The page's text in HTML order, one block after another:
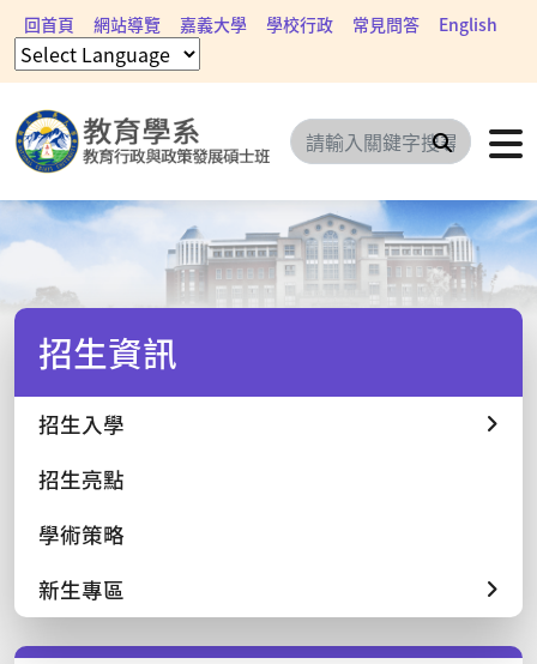
回首頁 網站導覽 嘉義大學 學校行政 常見問答 English
搜尋
招生資訊
招生入學
招生亮點
學術策略
新生專區